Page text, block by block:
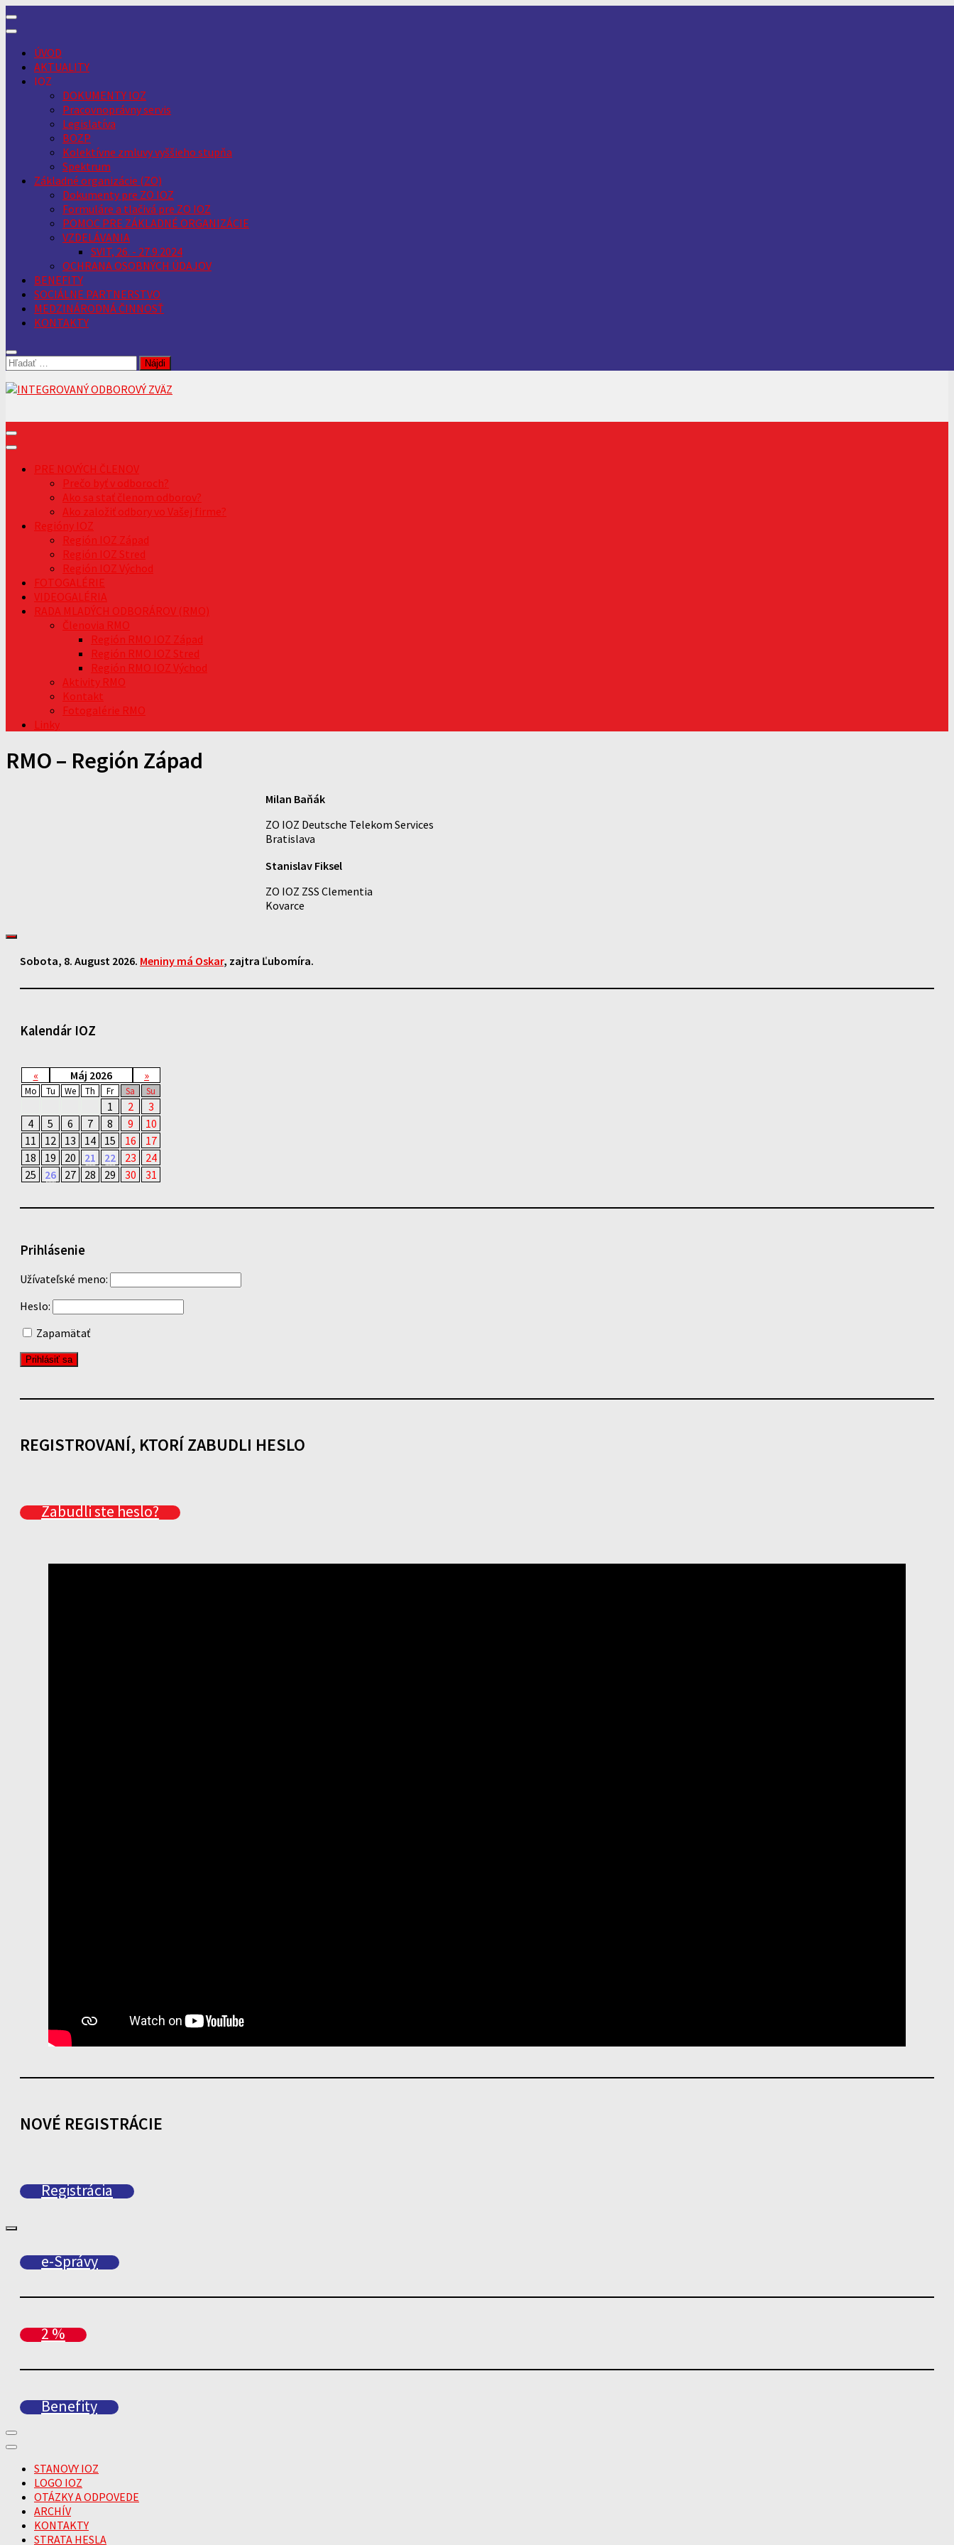
Skip
to
ÚVOD
AKTUALITY
IOZ
DOKUMENTY IOZ
Pracovnoprávny servis
Legislatíva
BOZP
Kolektívne zmluvy vyššieho stupňa
Spektrum
Základné organizácie (ZO)
Dokumenty pre ZO IOZ
Formuláre a tlačivá pre ZO IOZ
POMOC PRE ZÁKLADNÉ ORGANIZÁCIE
VZDELÁVANIA
SVIT, 26. - 27.9.2024
OCHRANA OSOBNÝCH ÚDAJOV
BENEFITY
SOCIÁLNE PARTNERSTVO
MEDZINÁRODNÁ ČINNOSŤ
KONTAKTY
Hľadať:
PRE NOVÝCH ČLENOV
Prečo byť v odboroch?
Ako sa stať členom odborov?
Ako založiť odbory vo Vašej firme?
Regióny IOZ
Región IOZ Západ
Región IOZ Stred
Región IOZ Východ
FOTOGALÉRIE
VIDEOGALÉRIA
RADA MLADÝCH ODBORÁROV (RMO)
Členovia RMO
Región RMO IOZ Západ
Región RMO IOZ Stred
Región RMO IOZ Východ
Aktivity RMO
Kontakt
Fotogalérie RMO
Linky
RMO – Región Západ
Milan Baňák
ZO IOZ Deutsche Telekom Services
Bratislava
Stanislav Fiksel
ZO IOZ ZSS Clementia
Kovarce
Sobota, 8. August 2026. Meniny má Oskar, zajtra Ľubomíra.
Kalendár IOZ
« Máj 2026 »
Mo Tu We Th Fr Sa Su
1 2
3
4
5 6 7 8 9
10
11
12 13 14 15 16
17
18
19 20 21 22 23
24
25
26 27 28 29 30 31
Prihlásenie
Užívateľské meno:
Heslo:
Zapamätať
REGISTROVANÍ, KTORÍ ZABUDLI HESLO
Zabudli ste heslo?
NOVÉ REGISTRÁCIE
Registrácia
e-Správy
2 %
Benefity
STANOVY IOZ
LOGO IOZ
OTÁZKY A ODPOVEDE
ARCHÍV
KONTAKTY
STRATA HESLA